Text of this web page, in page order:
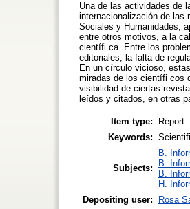
Una de las actividades de
internacionalización de las
Sociales y Humanidades,
entre otros motivos, a la
científi ca. Entre los
editoriales, la falta de
En un círculo vicioso,
miradas de los científi cos
visibilidad de ciertas
leídos y citados, en otras
Item type:
Report
Keywords:
Subjects:
B.
B.
B.
H.
Depositing user:
Rosa